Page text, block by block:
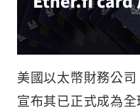
美國以太幣財務公
宣布其已正式成為